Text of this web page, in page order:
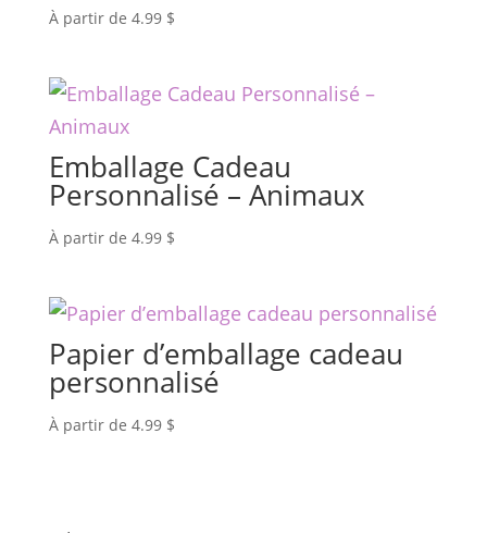
À partir de 4.99 $
Emballage Cadeau
Personnalisé – Animaux
À partir de 4.99 $
Papier d’emballage cadeau
personnalisé
À partir de 4.99 $